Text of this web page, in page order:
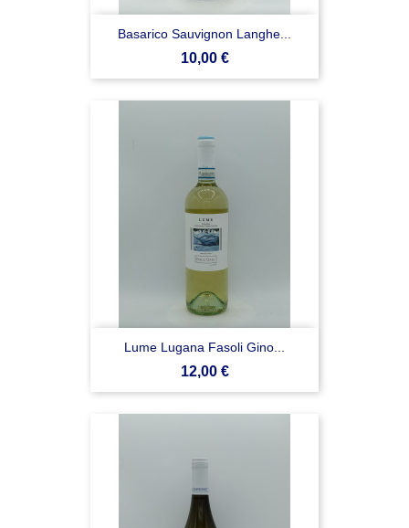
Basarico Sauvignon Langhe...
Prezzo
10,00 €
Lume Lugana Fasoli Gino...
Prezzo
12,00 €